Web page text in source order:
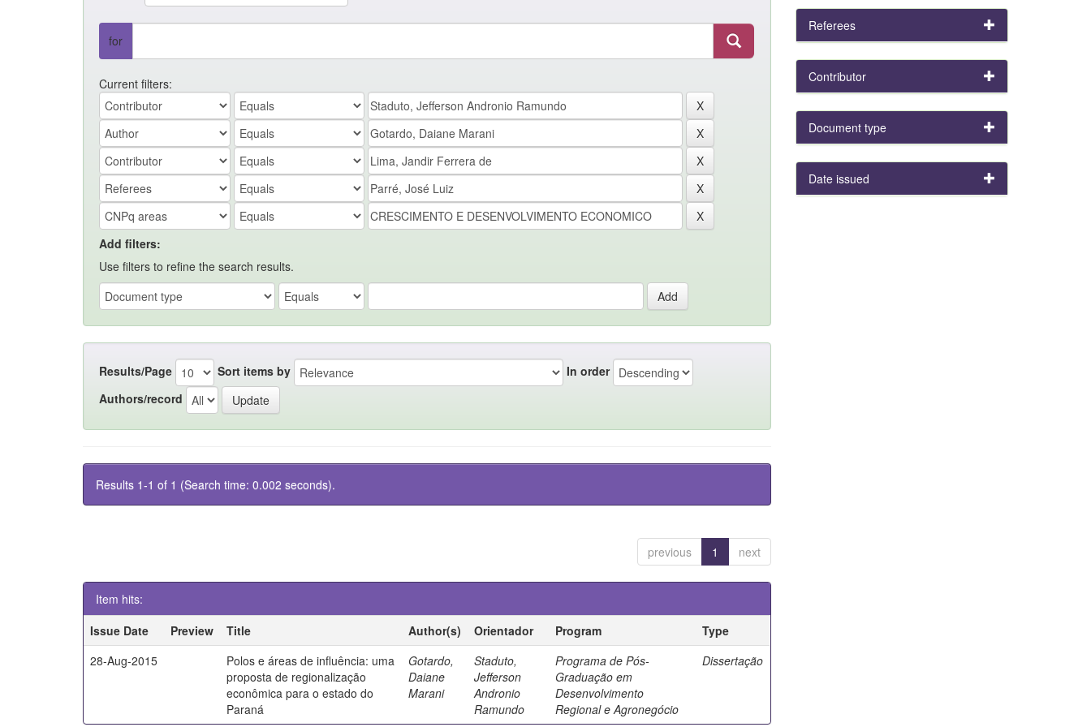
for
Current filters:
Add filters:
Use filters to refine the search results.
Results/Page Sort items by
In order
Authors/record
Results 1-1 of 1 (Search time: 0.002 seconds).
previous 1 next
Item hits:
Issue Date
Preview Title Author(s) Orientador Program
Type
28-Aug-2015
Polos e áreas de influência: uma
proposta de regionalização
econômica para o estado do
Paraná
Gotardo,
Daiane
Marani
Staduto,
Jefferson
Andronio
Ramundo
Programa de Pós-
Graduação em
Desenvolvimento
Regional e Agronegócio
Dissertação
Referees
Contributor
Document type
Date issued